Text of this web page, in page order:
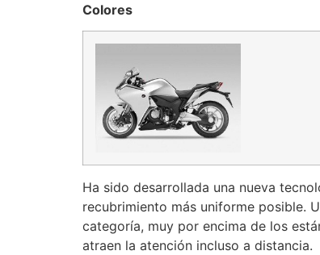
Colores
Ha sido desarrollada una nueva
recubrimiento más uniforme posible.
categoría, muy por encima de los
atraen la atención incluso a distancia.